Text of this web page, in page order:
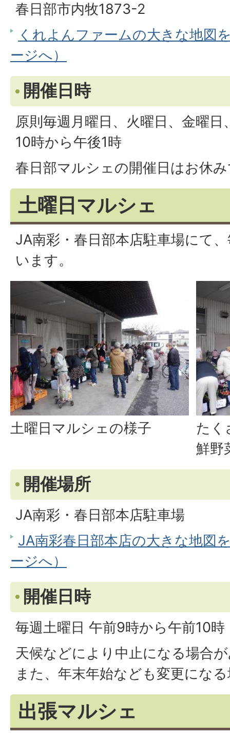
春日部市内牧1873-2
くれよんファームの大きな地図
ージへ）
開催日時
原則毎週月曜日、火曜日、金曜
10時から午後1時
春日部マルシェの開催日はお休
土曜日マルシェ
JA南彩・春日部本店駐車場にて
います。
土曜日マルシェの様子
たく
鮮野
開催場所
JA南彩・春日部本店駐車場
JA南彩春日部本店の大きな地図
ージへ）
開催日時
毎週土曜日 午前9時から午前10
天候などにより中止になる場合
また、年末年始なども変更にな
出張マルシェ